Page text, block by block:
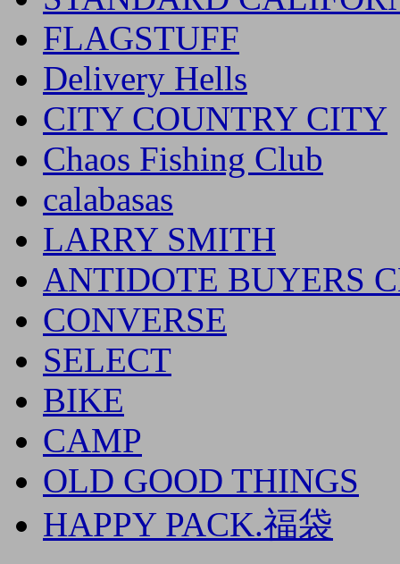
FLAGSTUFF
Delivery Hells
CITY COUNTRY CITY
Chaos Fishing Club
calabasas
LARRY SMITH
ANTIDOTE BUYERS
CONVERSE
SELECT
BIKE
CAMP
OLD GOOD THINGS
HAPPY PACK.福袋